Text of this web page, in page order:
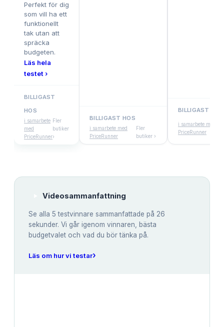
Perfekt för dig
som vill ha ett
funktionellt
tak utan att
spräcka
budgeten.
Läs hela
testet ›
BILLIGAST
HOS
i samarbete
med
PriceRunner
Fler
butiker
›
BILLIGAST HOS
i samarbete med
PriceRunner
Fler
butiker ›
BILLIGAST HOS
i samarbete med
PriceRunner
Videosammanfattning
Se alla 5 testvinnare sammanfattade på 26
sekunder. Vi går igenom vinnaren, bästa
budgetvalet och vad du bör tänka på.
Läs om hur vi testar›